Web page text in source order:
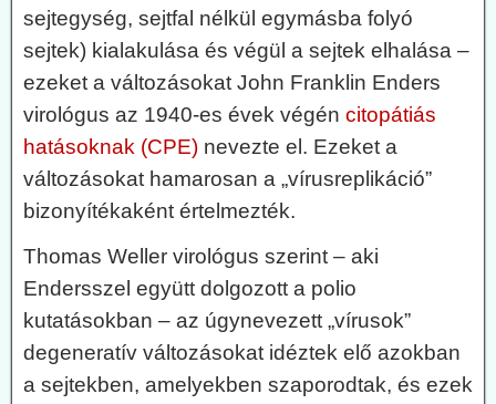
sejtegység, sejtfal nélkül egymásba folyó
sejtek) kialakulása és végül a sejtek elhalása –
ezeket a változásokat John Franklin Enders
virológus az 1940-es évek végén citopátiás
hatásoknak (CPE) nevezte el. Ezeket a
változásokat hamarosan a „vírusreplikáció”
bizonyítékaként értelmezték.
Thomas Weller virológus szerint – aki
Endersszel együtt dolgozott a polio
kutatásokban – az úgynevezett „vírusok”
degeneratív változásokat idéztek elő azokban
a sejtekben, amelyekben szaporodtak, és ezek